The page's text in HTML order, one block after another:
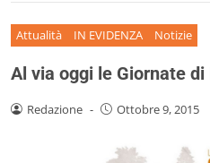
Attualità IN EVIDENZA Notizie
Al via oggi le Giornate
Redazione - Ottobre 9, 2015